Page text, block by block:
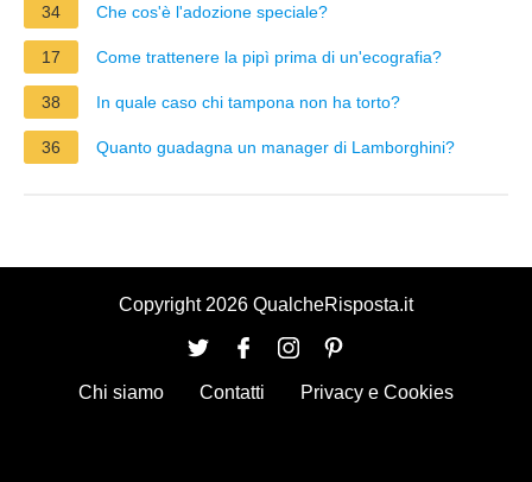
34 Che cos'è l'adozione speciale?
17 Come trattenere la pipì prima di un'ecografia?
38 In quale caso chi tampona non ha torto?
36 Quanto guadagna un manager di Lamborghini?
Copyright 2026 QualcheRisposta.it
Chi siamo Contatti Privacy e Cookies